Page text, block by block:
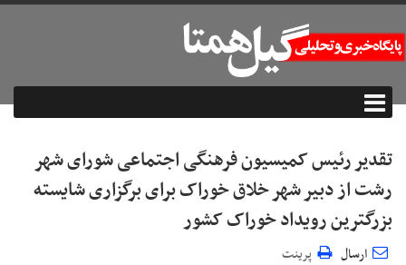
تقدیر رئیس کمیسیون فرهنگی اجتماعی شورای شهر
رشت از دبیر شهر خلاق خوراک برای برگزاری شایسته
بزرگترین رویداد خوراک کشور
ارسال پرینت